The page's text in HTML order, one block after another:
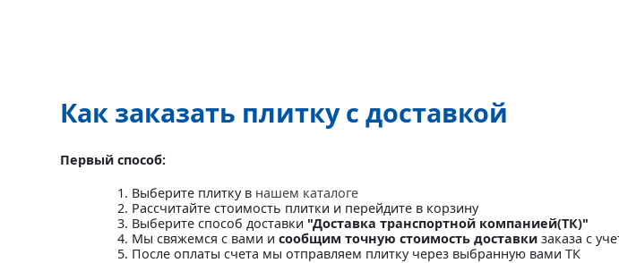
Как заказать плитку с доставкой
Первый способ:
Выберите плитку в нашем каталоге
Рассчитайте стоимость плитки и перейдите в корзину
Выберите способ доставки "Доставка транспортной компанией(ТК)"
Мы свяжемся с вами и сообщим точную стоимость доставки заказа с
После оплаты счета мы отправляем плитку через выбранную вами ТК